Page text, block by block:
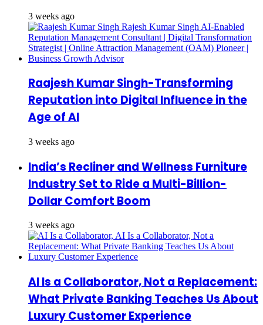
3 weeks ago
Raajesh Kumar Singh-Transforming
Reputation into Digital Influence in the
Age of AI
3 weeks ago
India’s Recliner and Wellness Furniture
Industry Set to Ride a Multi-Billion-
Dollar Comfort Boom
3 weeks ago
AI Is a Collaborator, Not a Replacement:
What Private Banking Teaches Us About
Luxury Customer Experience